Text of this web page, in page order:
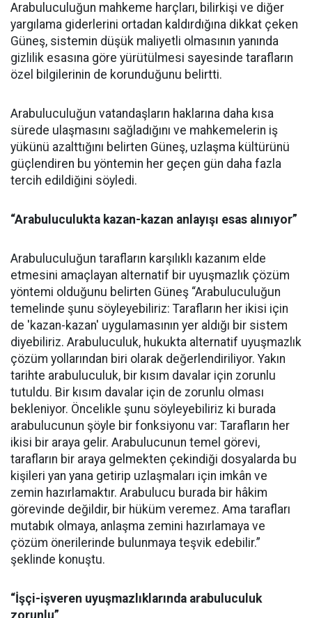
Arabuluculuğun mahkeme harçları, bilirkişi ve diğer
yargılama giderlerini ortadan kaldırdığına dikkat çeken
Güneş, sistemin düşük maliyetli olmasının yanında
gizlilik esasına göre yürütülmesi sayesinde tarafların
özel bilgilerinin de korunduğunu belirtti.
Arabuluculuğun vatandaşların haklarına daha kısa
sürede ulaşmasını sağladığını ve mahkemelerin iş
yükünü azalttığını belirten Güneş, uzlaşma kültürünü
güçlendiren bu yöntemin her geçen gün daha fazla
tercih edildiğini söyledi.
“Arabuluculukta kazan-kazan anlayışı esas alınıyor”
Arabuluculuğun tarafların karşılıklı kazanım elde
etmesini amaçlayan alternatif bir uyuşmazlık çözüm
yöntemi olduğunu belirten Güneş “Arabuluculuğun
temelinde şunu söyleyebiliriz: Tarafların her ikisi için
de 'kazan-kazan' uygulamasının yer aldığı bir sistem
diyebiliriz. Arabuluculuk, hukukta alternatif uyuşmazlık
çözüm yollarından biri olarak değerlendiriliyor. Yakın
tarihte arabuluculuk, bir kısım davalar için zorunlu
tutuldu. Bir kısım davalar için de zorunlu olması
bekleniyor. Öncelikle şunu söyleyebiliriz ki burada
arabulucunun şöyle bir fonksiyonu var: Tarafların her
ikisi bir araya gelir. Arabulucunun temel görevi,
tarafların bir araya gelmekten çekindiği dosyalarda bu
kişileri yan yana getirip uzlaşmaları için imkân ve
zemin hazırlamaktır. Arabulucu burada bir hâkim
görevinde değildir, bir hüküm veremez. Ama tarafları
mutabık olmaya, anlaşma zemini hazırlamaya ve
çözüm önerilerinde bulunmaya teşvik edebilir.”
şeklinde konuştu.
“İşçi-işveren uyuşmazlıklarında arabuluculuk